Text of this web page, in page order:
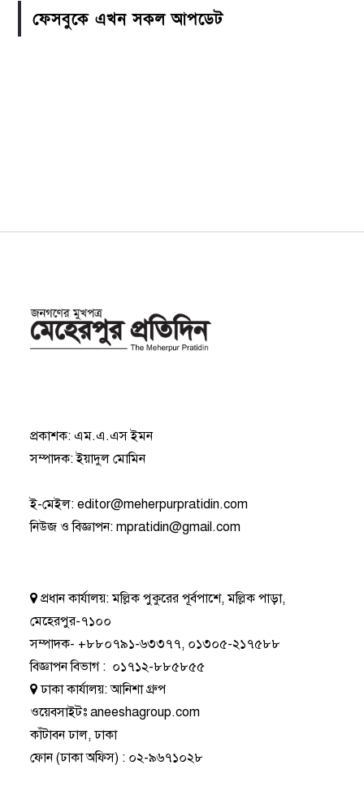
ফেসবুকে এখন সকল আপডেট
প্রকাশক: এম.এ.এস ইমন
সম্পাদক: ইয়াদুল মোমিন
ই-মেইল:editor@meherpurpratidin.com
নিউজ ও বিজ্ঞাপন:mpratidin@gmail.com
প্রধান কার্যালয়:মল্লিক পুকুরের পূর্বপাশে, মল্লিক পাড়া,
মেহেরপুর-৭১০০
সম্পাদক- +৮৮০৭৯১-৬৩৩৭৭, ০১৩০৫-২১৭৫৮৮
বিজ্ঞাপন বিভাগ: ০১৭১২-৮৮৫৮৫৫
ঢাকা কার্যালয়:আনিশা গ্রুপ
ওয়েবসাইটঃaneeshagroup.com
কাঁটাবন ঢাল, ঢাকা
ফোন(ঢাকা অফিস) : ০২-৯৬৭১০২৮